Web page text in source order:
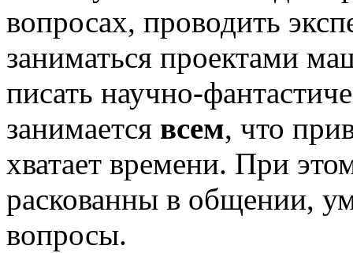
вопросах, проводить
заниматься проектами
писать научно-
занимается всем, что
хватает времени. При
раскованны в общении,
вопросы.